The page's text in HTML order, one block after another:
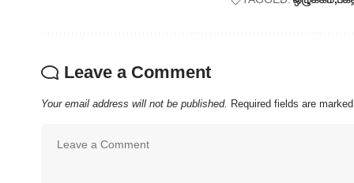
Leave a Comment
Your email address will not be published. Required fields are